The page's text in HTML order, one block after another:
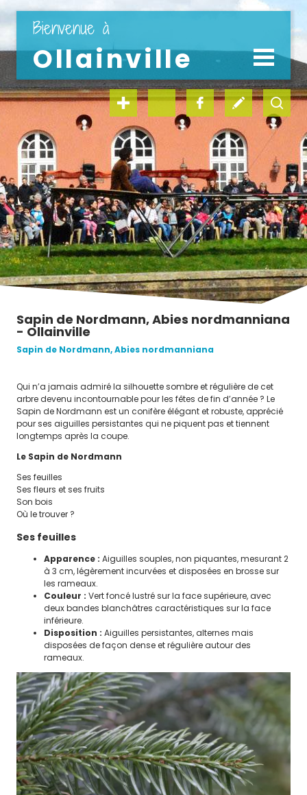
Bienvenue à
Ollainville
LA VILLELA MAIRIE
Découvrir la ville
Coordonnées et horaires
Le conseil municipal
Les commissions
Tarifs communaux
Expression politique
Les délégations
Offre d’emploi
Les services municipaux
Instances Communales
Appel d’offre
VIVRE ÀOLLAINVILLE
Social
Culture
Associations
Environnement
Grès
Infos pratiques
Parcours du Patrimoine
Les Belles Vues
Vie de Quartier
Circulation, stationnement et
sécurité
Guide municipal
ENFANCEJEUNESSE
Petite enfance
Accueil de loisirs
Sapin de Nordmann, Abies nordmanniana
- Ollainville
Sapin de Nordmann, Abies nordmanniana
Qui n’a jamais admiré la silhouette sombre et régulière de cet
arbre devenu incontournable pour les fêtes de fin d’année ? Le
Sapin de Nordmann est un conifère élégant et robuste, apprécié
pour ses aiguilles persistantes qui ne piquent pas et tiennent
longtemps après la coupe.
Le Sapin de Nordmann
Ses feuilles
Ses fleurs et ses fruits
Son bois
Où le trouver ?
Ses feuilles
Apparence : Aiguilles souples, non piquantes, mesurant 2
à 3 cm, légèrement incurvées et disposées en brosse sur
les rameaux.
Couleur : Vert foncé lustré sur la face supérieure, avec
deux bandes blanchâtres caractéristiques sur la face
inférieure.
Disposition : Aiguilles persistantes, alternes mais
disposées de façon dense et régulière autour des
rameaux.
" en 1 clic "
vie scolaire médiathèque
kiosque famille offres d’emploi
plaquette culturelle bulletin municipal
démarches environnement